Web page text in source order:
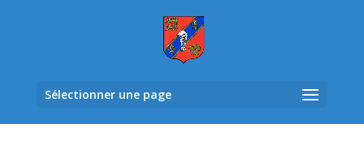
Sélectionner une page